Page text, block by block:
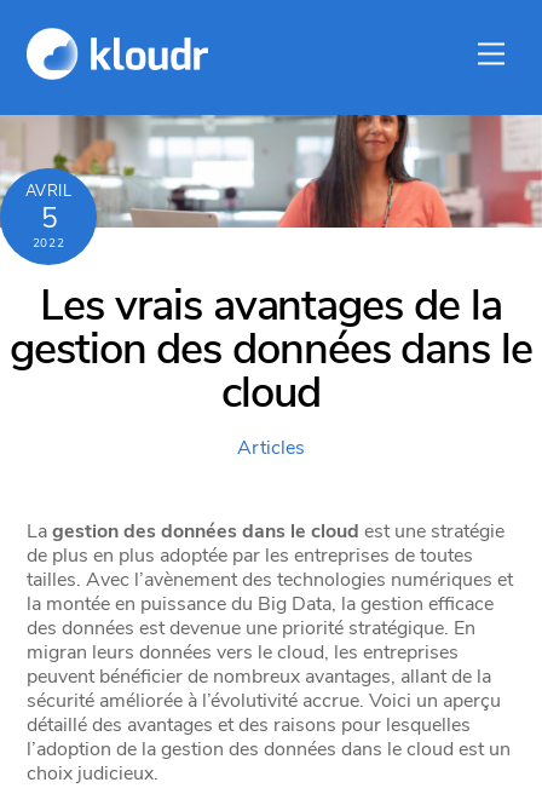
content
AVRIL
5
2022
Les vrais avantages de la
gestion des données dans le
cloud
Articles
Lagestion des données dans le cloud est une stratégie
de plus en plus adoptée par les entreprises de toutes
tailles. Avec l’avènement des technologies numériques et
la montée en puissance du Big Data, la gestion efficace
des données est devenue une priorité stratégique. En
migran leurs données vers le cloud, les entreprises
peuvent bénéficier de nombreux avantages, allant de la
sécurité améliorée à l’évolutivité accrue. Voici un aperçu
détaillé des avantages et des raisons pour lesquelles
l’adoption de la gestion des données dans le cloud est un
choix judicieux.